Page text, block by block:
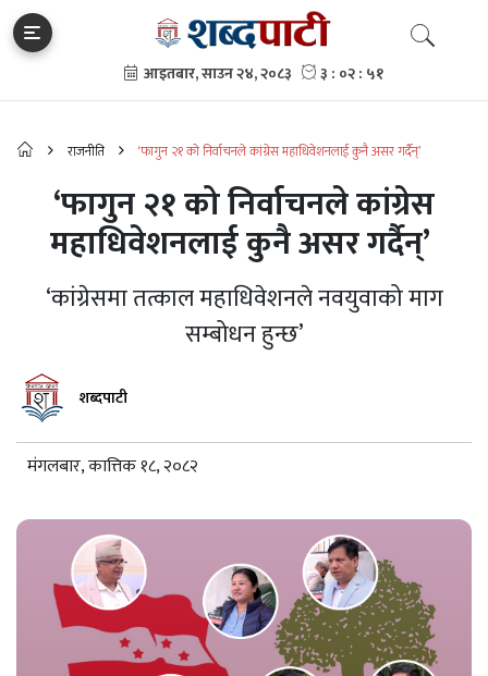
राजनीति ‘फागुन २१ को निर्वाचनले कांग्रेस महाधिवेशनलाई कुनै असर गर्दैन्’
‘फागुन २१ को निर्वाचनले कांग्रेस
महाधिवेशनलाई कुनै असर गर्दैन्’
‘कांग्रेसमा तत्काल महाधिवेशनले नवयुवाको माग
सम्बोधन हुन्छ’
शब्दपाटी
मंगलबार, कात्तिक १८, २०८२